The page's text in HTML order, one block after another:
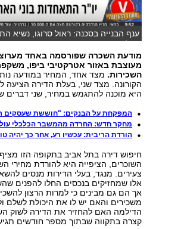
דקל)
מודעת השכרה שפורסמה באחד מערוצי
מעוצבת באזור אטרקטיבי ביפו,
השכירות. מצד אחד, המחיר במודעה
הקורונה. מצד שני, בעלת הדירה הציעה
היא מוכנה להתגמש במחיר, שני דברים
המפקחת על הבנקים: "חוששת שעסקים
מחקר חדש: החרדה מהמשבר הכלכלי
הורדת הריבית: עכשיו רע, אחר כך יהיה
חיפוש דירה בתל אביב בתקופה הזו
השוכרים, הציפייה היא להורדת מחירי
צעירים. מנגד, בעלי הדירות מנסים
אלו שמחזיקים בנכסים החלו להפנים
אך הם גם מבינים כי למרות הרצון
משכירים והאם יש לו את היכולת לשלם
הדילמה האם להחזיר את הדירה לשוק
קצרה בתקווה שבתוך מספר חודשים